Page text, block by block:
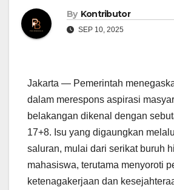
By Kontributor
SEP 10, 2025
Jakarta — Pemerintah
dalam merespons aspirasi
belakangan dikenal dengan
17+8. Isu yang digaungkan
saluran, mulai dari serikat buruh
mahasiswa, terutama menyoroti
ketenagakerjaan dan